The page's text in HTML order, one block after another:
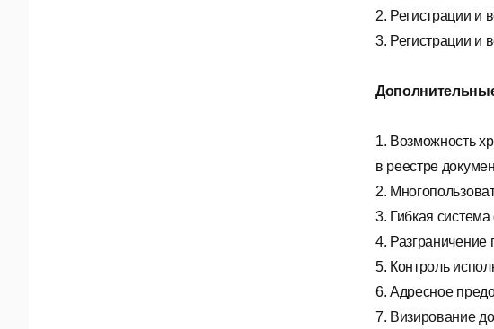
2. Регистрации и
3. Регистрации и
1. Возможность
в реестре
2.
3. Гибкая
4. Разграничение
5. Контроль
6. Адресное
7. Визирование